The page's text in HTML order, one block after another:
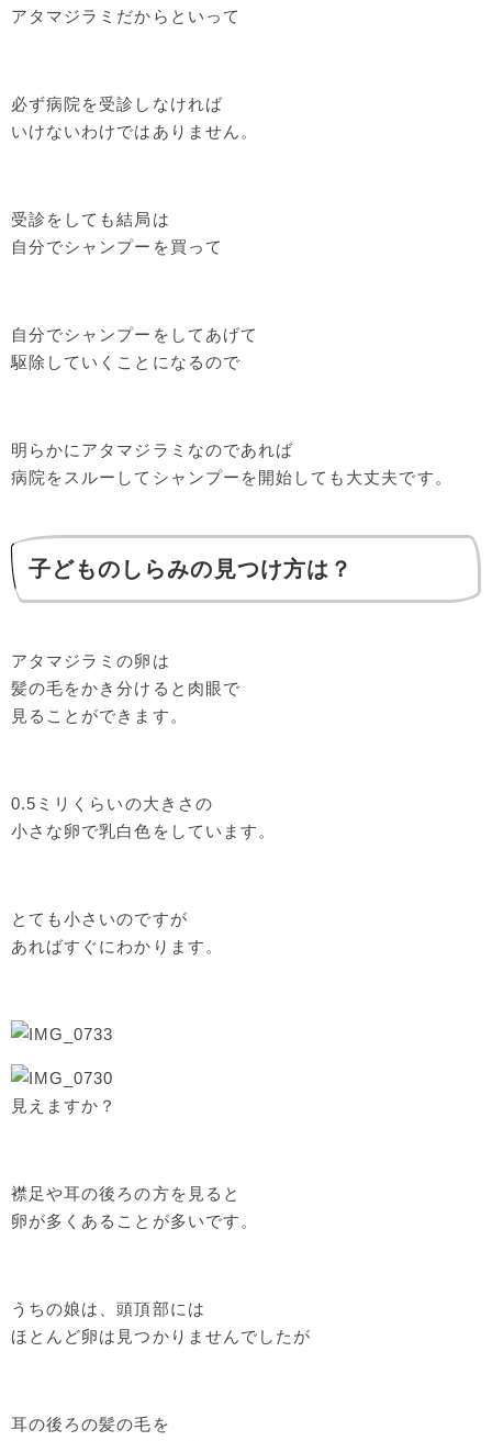
アタマジラミだからといって
必ず病院を受診しなければ
いけないわけではありません。
受診をしても結局は
自分でシャンプーを買って
自分でシャンプーをしてあげて
駆除していくことになるので
明らかにアタマジラミなのであれば
病院をスルーしてシャンプーを開始しても大丈夫です。
子どものしらみの見つけ方は？
アタマジラミの卵は
髪の毛をかき分けると肉眼で
見ることができます。
0.5ミリくらいの大きさの
小さな卵で乳白色をしています。
とても小さいのですが
あればすぐにわかります。
見えますか？
襟足や耳の後ろの方を見ると
卵が多くあることが多いです。
うちの娘は、頭頂部には
ほとんど卵は見つかりませんでしたが
耳の後ろの髪の毛を